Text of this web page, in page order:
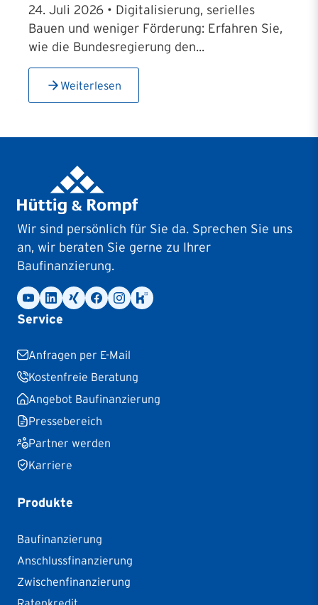
24. Juli 2026 • Digitalisierung, serielles
Bauen und weniger Förderung: Erfahren Sie,
wie die Bundesregierung den...
Weiterlesen
Wir sind persönlich für Sie da. Sprechen Sie uns
an, wir beraten Sie gerne zu Ihrer
Baufinanzierung.
Service
Anfragen per E-Mail
Kostenfreie Beratung
Angebot Baufinanzierung
Pressebereich
Partner werden
Karriere
Produkte
Baufinanzierung
Anschlussfinanzierung
Zwischenfinanzierung